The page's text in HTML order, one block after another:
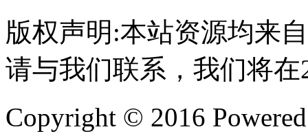
版权声明:本站资源均来
请与我们联系，我们将
Copyright © 2016